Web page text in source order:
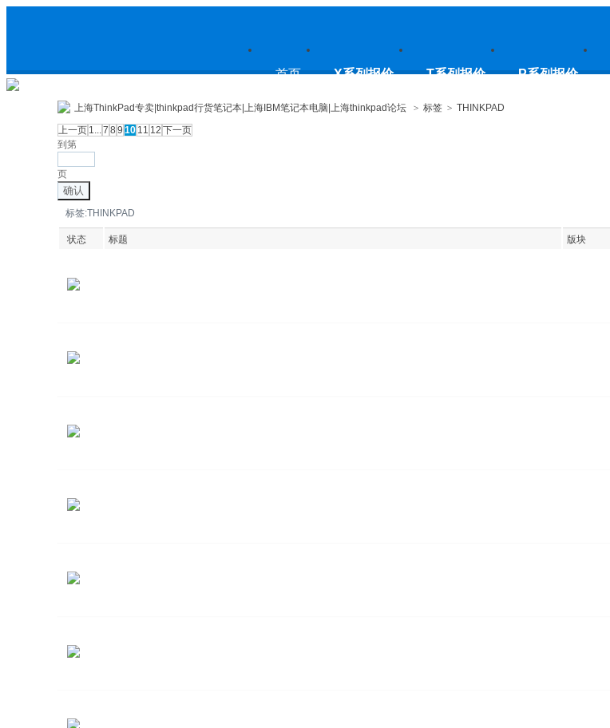
上
海ThinkPad专卖|thinkpad行货笔
记本|上海IBM笔记本电脑|上海
首页 X系列报价 T系列报价 P系列报价
上海ThinkPad专卖|thinkpad行货笔记本|上海IBM笔记本电脑|上海thinkpad论坛 > 标签 > THINKPAD
上一页 1...7 8 9 10 11 12 下一页
到第
页
确认
标签:THINKPAD
状态 标题 版块